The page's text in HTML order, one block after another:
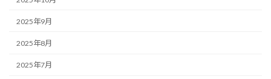
2025年9月
2025年8月
2025年7月